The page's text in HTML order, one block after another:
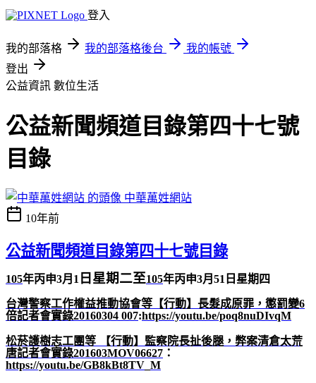
登入
我的部落格 我的部落格後台
我的帳號
登出
公益資訊 數位生活
公益新聞頻道目錄第四十七號
目錄
中華萬姓網站
10年前
公益新聞頻道目錄第四十七號目錄
105年丙申3月1 日星期二至105年丙申3月51 日星期四
台灣警察工作權益推動協會等【行動】長髮成原罪，懲罰變6
倍記者會實錄20160304 007:https://youtu.be/poq8nuDIvqM
松菸護樹志工團等
【行動】監察院長扯後腿，弊案清倉太荒
唐記者會實錄201603MOV06627 ：
https://youtu.be/GB8kBt8TV_M